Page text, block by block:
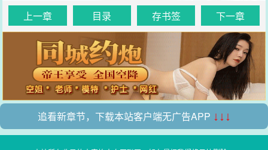
上一章 目录 存书签 下一章
追看新章节，下载本站客户端无广告APP ↓↓↓